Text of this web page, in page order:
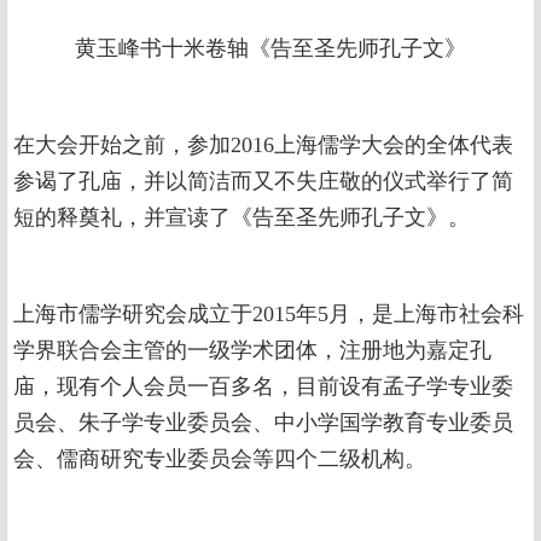
黄玉峰书十米卷轴《告至圣先师孔子文》
在大会开始之前，参加2016上海儒学大会的全体代表
参谒了孔庙，并以简洁而又不失庄敬的仪式举行了简
短的释奠礼，并宣读了《告至圣先师孔子文》。
上海市儒学研究会成立于2015年5月，是上海市社会科
学界联合会主管的一级学术团体，注册地为嘉定孔
庙，现有个人会员一百多名，目前设有孟子学专业委
员会、朱子学专业委员会、中小学国学教育专业委员
会、儒商研究专业委员会等四个二级机构。